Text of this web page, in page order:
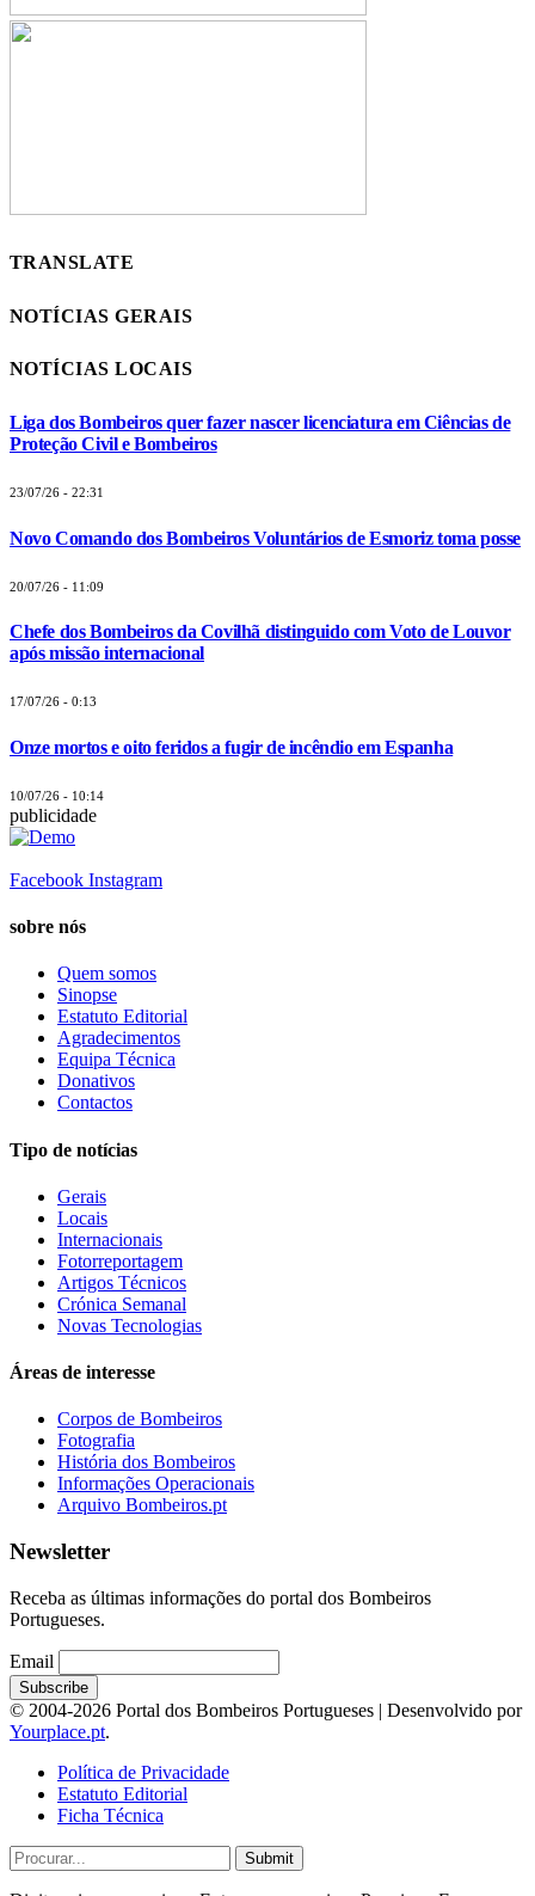
TRANSLATE
NOTÍCIAS GERAIS
NOTÍCIAS LOCAIS
Liga dos Bombeiros quer fazer nascer licenciatura em Ciências de
Proteção Civil e Bombeiros
23/07/26 - 22:31
Novo Comando dos Bombeiros Voluntários de Esmoriz toma posse
20/07/26 - 11:09
Chefe dos Bombeiros da Covilhã distinguido com Voto de Louvor
após missão internacional
17/07/26 - 0:13
Onze mortos e oito feridos a fugir de incêndio em Espanha
10/07/26 - 10:14
publicidade
Facebook Instagram
sobre nós
Quem somos
Sinopse
Estatuto Editorial
Agradecimentos
Equipa Técnica
Donativos
Contactos
Tipo de notícias
Gerais
Locais
Internacionais
Fotorreportagem
Artigos Técnicos
Crónica Semanal
Novas Tecnologias
Áreas de interesse
Corpos de Bombeiros
Fotografia
História dos Bombeiros
Informações Operacionais
Arquivo Bombeiros.pt
Newsletter
Receba as últimas informações do portal dos Bombeiros
Portugueses.
Email
© 2004-2026 Portal dos Bombeiros Portugueses | Desenvolvido por
Yourplace.pt.
Política de Privacidade
Estatuto Editorial
Ficha Técnica
Submit